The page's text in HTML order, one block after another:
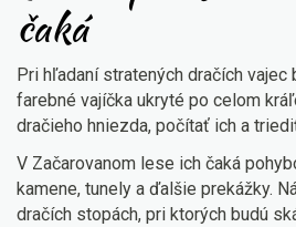
čaká
Pri hľadaní stratených dračích vajec
farebné vajíčka ukryté po celom
dračieho hniezda, počítať ich a
V Začarovanom lese ich čaká
kamene, tunely a ďalšie prekážky.
dračích stopách, pri ktorých budú